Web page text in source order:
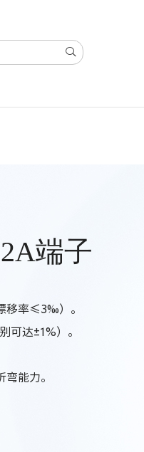
端子
移率≤3‰）。
可达±1%）。
能力。